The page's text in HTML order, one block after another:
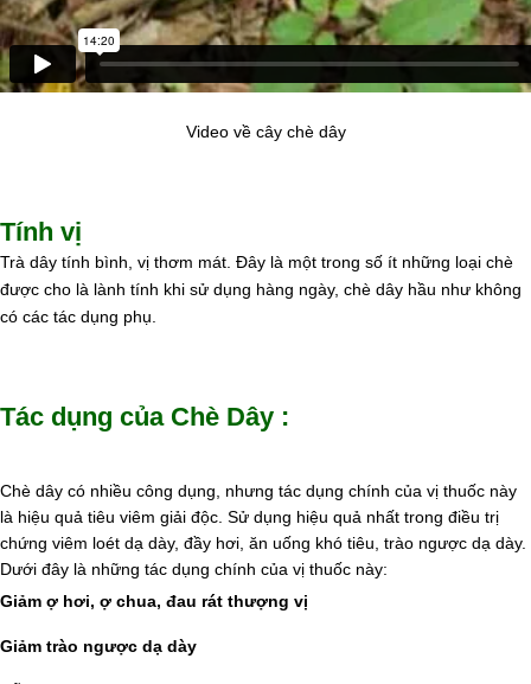
Video về cây chè dây
Tính vị
Trà dây tính bình, vị thơm mát. Đây là một trong số ít những loại chè
được cho là lành tính khi sử dụng hàng ngày, chè dây hầu như không
có các tác dụng phụ.
Tác dụng của Chè Dây :
Chè dây có nhiều công dụng, nhưng tác dụng chính của vị thuốc này
là hiệu quả tiêu viêm giải độc. Sử dụng hiệu quả nhất trong điều trị
chứng viêm loét dạ dày, đầy hơi, ăn uống khó tiêu, trào ngược dạ dày.
Dưới đây là những tác dụng chính của vị thuốc này:
Giảm ợ hơi, ợ chua, đau rát thượng vị
Giảm trào ngược dạ dày